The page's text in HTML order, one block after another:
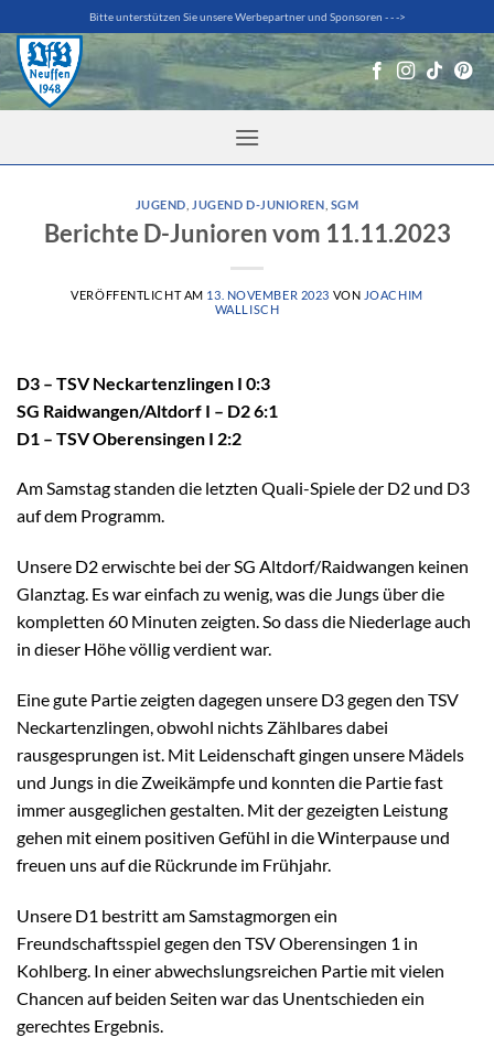
Inhalt
springen
Bitte unterstützen Sie unsere Werbepartner und Sponsoren - - ->
JUGEND JUGEND D-JUNIOREN SGM
Berichte D-Junioren vom 11.11.2023
VERÖFFENTLICHT AM 13. NOVEMBER 2023 VON JOACHIM
WALLISCH
D3 – TSV Neckartenzlingen I 0:3
SG Raidwangen/Altdorf I – D2 6:1
D1 – TSV Oberensingen I 2:2
Am Samstag standen die letzten Quali-Spiele der D2 und D3
auf dem Programm.
Unsere D2 erwischte bei der SG Altdorf/Raidwangen keinen
Glanztag. Es war einfach zu wenig, was die Jungs über die
kompletten 60 Minuten zeigten. So dass die Niederlage auch
in dieser Höhe völlig verdient war.
Eine gute Partie zeigten dagegen unsere D3 gegen den TSV
Neckartenzlingen, obwohl nichts Zählbares dabei
rausgesprungen ist. Mit Leidenschaft gingen unsere Mädels
und Jungs in die Zweikämpfe und konnten die Partie fast
immer ausgeglichen gestalten. Mit der gezeigten Leistung
gehen mit einem positiven Gefühl in die Winterpause und
freuen uns auf die Rückrunde im Frühjahr.
Unsere D1 bestritt am Samstagmorgen ein
Freundschaftsspiel gegen den TSV Oberensingen 1 in
Kohlberg. In einer abwechslungsreichen Partie mit vielen
Chancen auf beiden Seiten war das Unentschieden ein
gerechtes Ergebnis.